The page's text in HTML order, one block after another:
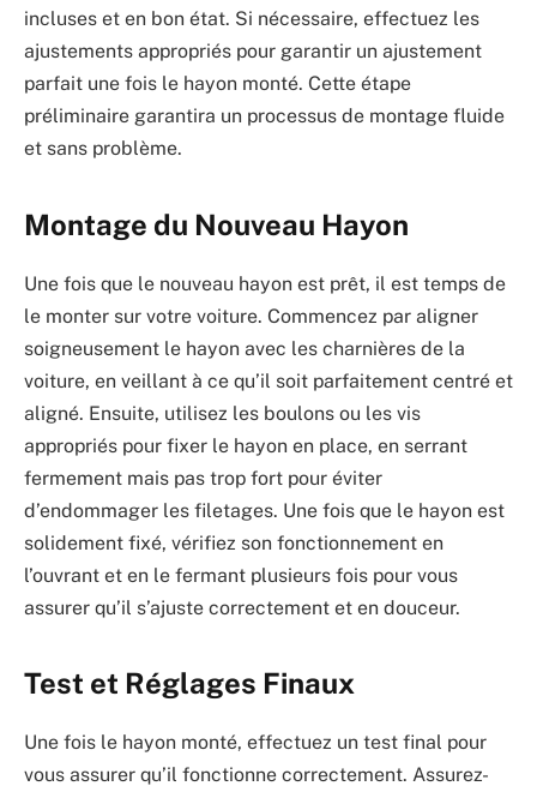
incluses et en bon état. Si nécessaire, effectuez les
ajustements appropriés pour garantir un ajustement
parfait une fois le hayon monté. Cette étape
préliminaire garantira un processus de montage fluide
et sans problème.
Montage du Nouveau Hayon
Une fois que le nouveau hayon est prêt, il est temps de
le monter sur votre voiture. Commencez par aligner
soigneusement le hayon avec les charnières de la
voiture, en veillant à ce qu’il soit parfaitement centré et
aligné. Ensuite, utilisez les boulons ou les vis
appropriés pour fixer le hayon en place, en serrant
fermement mais pas trop fort pour éviter
d’endommager les filetages. Une fois que le hayon est
solidement fixé, vérifiez son fonctionnement en
l’ouvrant et en le fermant plusieurs fois pour vous
assurer qu’il s’ajuste correctement et en douceur.
Test et Réglages Finaux
Une fois le hayon monté, effectuez un test final pour
vous assurer qu’il fonctionne correctement. Assurez-